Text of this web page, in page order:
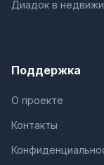
Диадок в
Поддержка
О проекте
Контакты